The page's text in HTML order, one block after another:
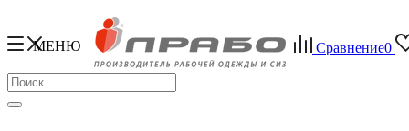
МЕНЮ Сравнение0